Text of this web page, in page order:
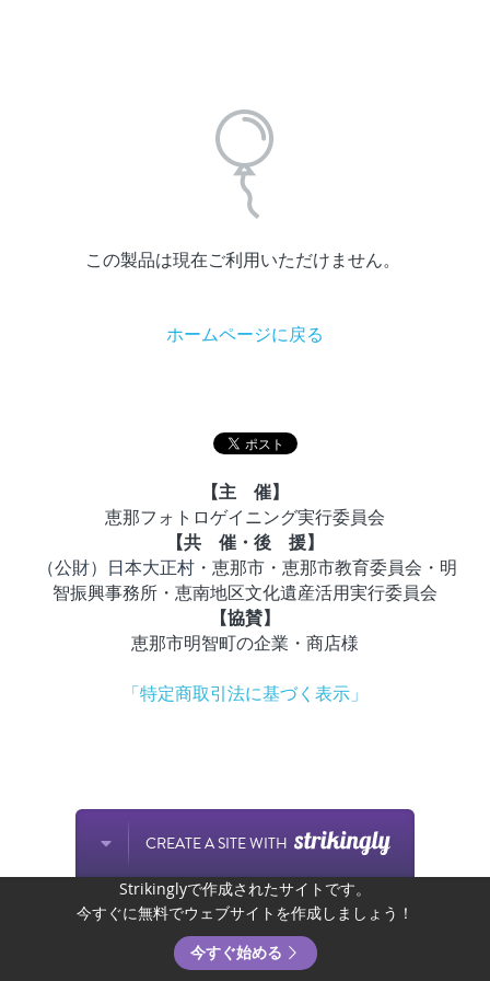
POWERED BY
この製品は現在ご利用いただけません。
ホームページに戻る
【主　催】
恵那フォトロゲイニング実行委員会
【共　催・後　援】
（公財）日本大正村・ 恵那市・恵那市教育委員会・明
智振興事務所・恵南地区文化遺産活用実行委員会
【協賛】
恵那市明智町の企業・商店様
「特定商取引法に基づく表示」
CREATE A SITE WITH
Strikinglyで作成されたサイトです。
今すぐに無料でウェブサイトを作成しましょう！
今すぐ始める
メールで問い合わ LINEで問い合わ